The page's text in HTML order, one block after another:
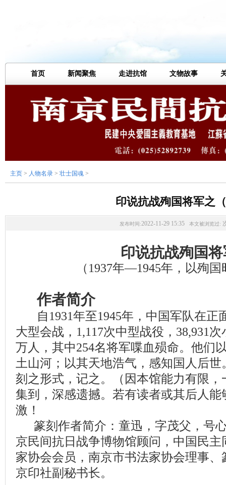
首页 新闻聚焦 走进抗馆 文物故事
主页 > 人物名录 > 壮士国魂 >
印说抗战殉国将军之
发布时间:2022-11-29 15:35 本文被浏览过:
印说抗战殉国
（1937年—1945年，以殉
作者简介
自1931年至1945年，中国军队在正
大型会战，1,117次中型战役，38,931
万人，其中254名将军喋血殒命。他们
土山河；以其天地浩气，感知国人后
刻之形式，记之。（因本馆能力有限
集到，深感遗撼。若有读者或其后人
激！
篆刻作者简介：童迅，字茂父，号
京民间抗日战争博物馆顾问，中国民
家协会会员，南京市书法家协会理事
京印社副秘书长。